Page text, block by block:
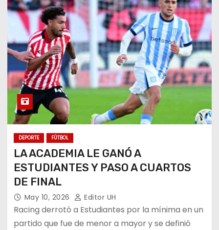
DEPORTE FÚTBOL
LA ACADEMIA LE GANÓ A
ESTUDIANTES Y PASO A CUARTOS
DE FINAL
May 10, 2026 Editor UH
Racing derrotó a Estudiantes por la mínima en un
partido que fue de menor a mayor y se definió